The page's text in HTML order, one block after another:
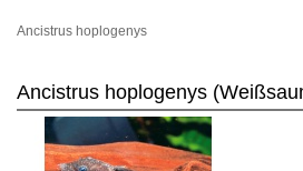
Ancistrus hoplogenys
Ancistrus hoplogenys